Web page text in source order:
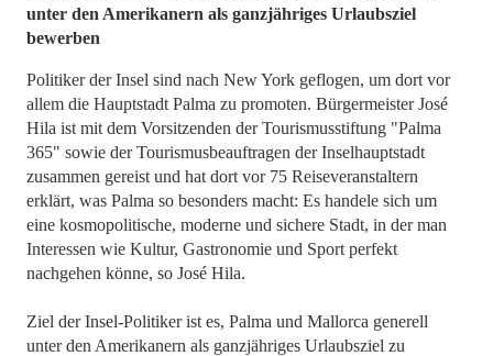
unter den Amerikanern als ganzjähriges Urlaubsziel
bewerben
Politiker der Insel sind nach New York geflogen, um dort vor
allem die Hauptstadt Palma zu promoten. Bürgermeister José
Hila ist mit dem Vorsitzenden der Tourismusstiftung "Palma
365" sowie der Tourismusbeauftragen der Inselhauptstadt
zusammen gereist und hat dort vor 75 Reiseveranstaltern
erklärt, was Palma so besonders macht: Es handele sich um
eine kosmopolitische, moderne und sichere Stadt, in der man
Interessen wie Kultur, Gastronomie und Sport perfekt
nachgehen könne, so José Hila.
Ziel der Insel-Politiker ist es, Palma und Mallorca generell
unter den Amerikanern als ganzjähriges Urlaubsziel zu